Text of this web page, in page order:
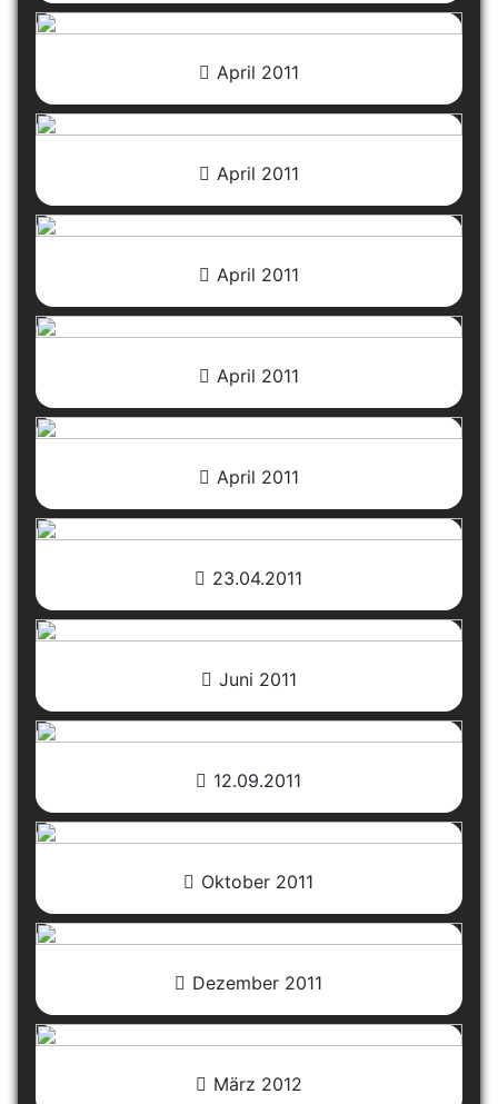
April 2011
April 2011
April 2011
April 2011
April 2011
23.04.2011
Juni 2011
12.09.2011
Oktober 2011
Dezember 2011
März 2012